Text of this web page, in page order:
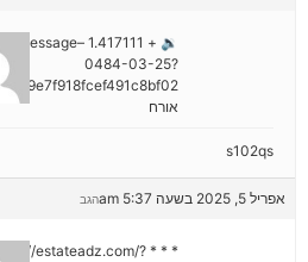
Message–
0484-03-25?
🔉
אורח
s102qs
אפריל 5, 2025 בשעה 5:37 am הגב
https://estateadz.com/?